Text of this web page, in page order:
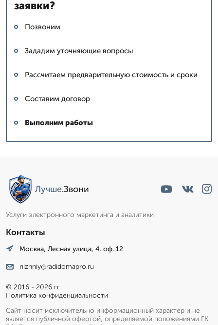
заявки?
Позвоним
Зададим уточняющие вопросы
Рассчитаем предварительную стоимость и сроки
Составим договор
Выполним работы
Лучше.Звони
Услуги электронного маркетинга и аналитики
Контакты
Москва, Лесная улица, 4. оф. 12
nizhniy@radidomapro.ru
© 2016 - 2026 гг.
Политика конфиденциальности
Сайт носит исключительно информационный характер и не
является публичной офертой, определяемой положениями ГК